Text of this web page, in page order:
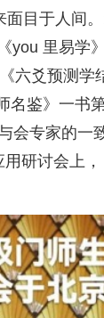
目于人间
you 里易学
六爻预测
鉴》一书
会专家的一
研讨会上